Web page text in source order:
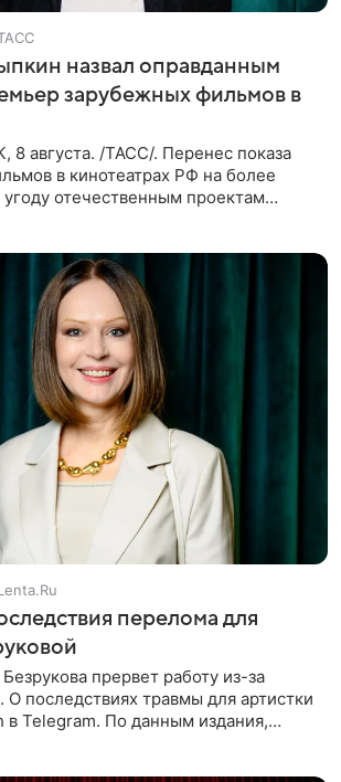
назвал оправданным
зарубежных фильмов в
августа. /ТАСС/. Перенес показа
в кинотеатрах РФ на более
угоду отечественным проектам
перелома для
прервет работу из-за
О последствиях травмы для артистки
в Telegram. По данным издания,